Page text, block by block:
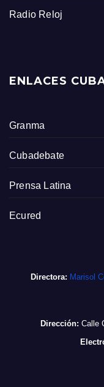
Radio Reloj
ENLACES
Granma
Cubadebate
Prensa Latina
Ecured
Directora: Marisol
Dirección: Calle